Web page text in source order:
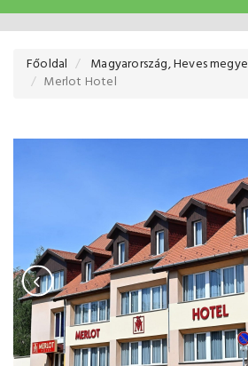
Főoldal Magyarország, Heves megye
Merlot Hotel